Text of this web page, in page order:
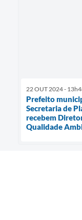
22 OUT 2024 -
Prefeito
Secretaria de
recebem
Qualidade